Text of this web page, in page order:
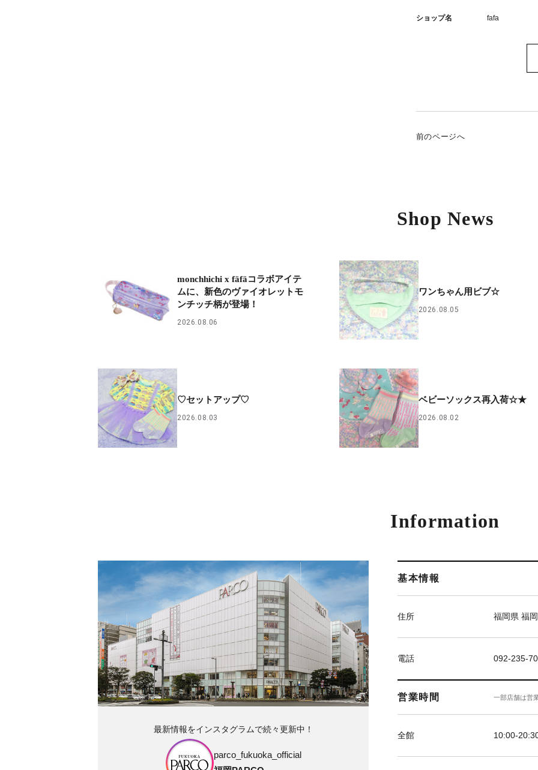
ショップ名 fafa
前のページへ
Shop News
monchhichi x fäfäコラボアイテ
ムに、新色のヴァイオレットモ
ンチッチ柄が登場！
2026.08.06
ワンちゃん用ビブ☆
2026.08.05
♡セットアップ♡
2026.08.03
ベビーソックス再入荷☆★
2026.08.02
Information
基本情報
住所 福岡県 福
電話 092-235-
営業時間 一部店舗は営
全館 10:00-
最新情報をインスタグラムで続々更新中！
parco_fukuoka_official